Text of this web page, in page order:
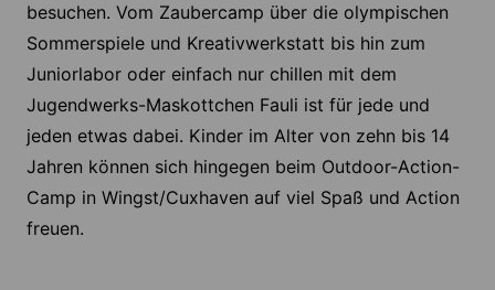
besuchen. Vom Zaubercamp über die olympischen
Sommerspiele und Kreativwerkstatt bis hin zum
Juniorlabor oder einfach nur chillen mit dem
Jugendwerks-Maskottchen Fauli ist für jede und
jeden etwas dabei. Kinder im Alter von zehn bis 14
Jahren können sich hingegen beim Outdoor-Action-
Camp in Wingst/Cuxhaven auf viel Spaß und Action
freuen.